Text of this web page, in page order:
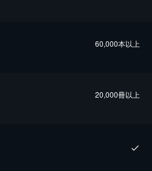
60,000本以上
20,000冊以上